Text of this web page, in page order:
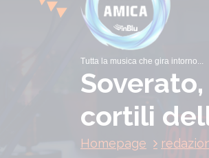
Tutta la musica che gira intorno...
cortili
Homepage